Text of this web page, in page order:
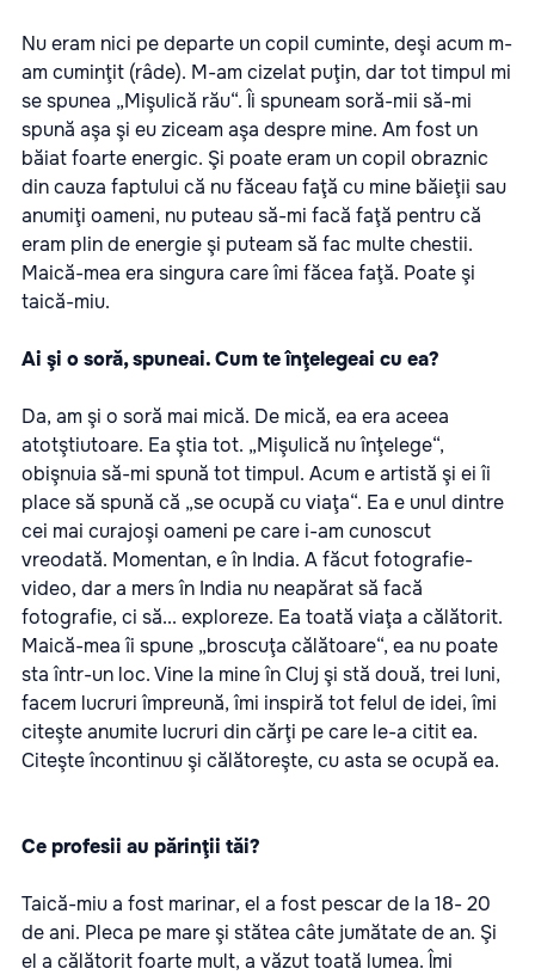
Nu eram nici pe departe un copil cuminte, deşi acum m-
am cuminţit (râde). M-am cizelat puţin, dar tot timpul mi
se spunea „Mişulică rău“. Îi spuneam soră-mii să-mi
spună aşa şi eu ziceam aşa despre mine. Am fost un
băiat foarte energic. Şi poate eram un copil obraznic
din cauza faptului că nu făceau faţă cu mine băieţii sau
anumiţi oameni, nu puteau să-mi facă faţă pentru că
eram plin de energie şi puteam să fac multe chestii.
Maică-mea era singura care îmi făcea faţă. Poate şi
taică-miu.
Ai şi o soră, spuneai. Cum te înţelegeai cu ea?
Da, am şi o soră mai mică. De mică, ea era aceea
atotştiutoare. Ea ştia tot. „Mişulică nu înţelege“,
obişnuia să-mi spună tot timpul. Acum e artistă şi ei îi
place să spună că „se ocupă cu viaţa“. Ea e unul dintre
cei mai curajoşi oameni pe care i-am cunoscut
vreodată. Momentan, e în India. A făcut fotografie-
video, dar a mers în India nu neapărat să facă
fotografie, ci să... exploreze. Ea toată viaţa a călătorit.
Maică-mea îi spune „broscuţa călătoare“, ea nu poate
sta într-un loc. Vine la mine în Cluj şi stă două, trei luni,
facem lucruri împreună, îmi inspiră tot felul de idei, îmi
citeşte anumite lucruri din cărţi pe care le-a citit ea.
Citeşte încontinuu şi călătoreşte, cu asta se ocupă ea.
Ce profesii au părinţii tăi?
Taică-miu a fost marinar, el a fost pescar de la 18- 20
de ani. Pleca pe mare şi stătea câte jumătate de an. Şi
el a călătorit foarte mult, a văzut toată lumea. Îmi